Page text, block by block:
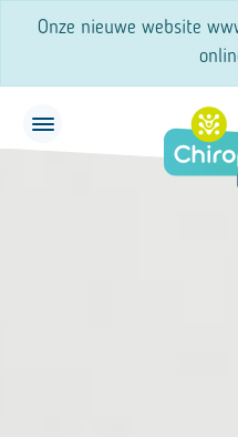
Onze nieuwe website